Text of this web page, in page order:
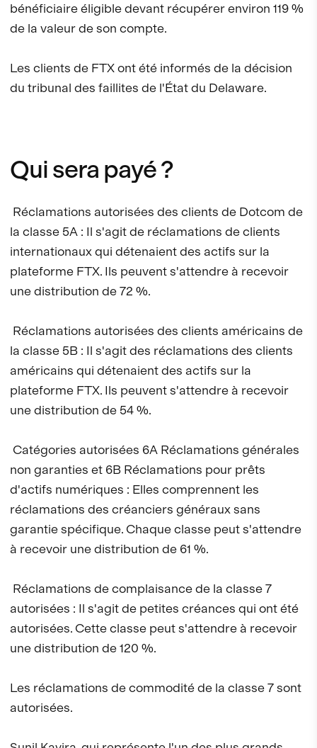
bénéficiaire éligible devant récupérer environ 119 %
de la valeur de son compte.
Les clients de FTX ont été informés de la décision
du tribunal des faillites de l'État du Delaware.
Qui sera payé ?
Réclamations autorisées des clients de Dotcom de
la classe 5A : Il s'agit de réclamations de clients
internationaux qui détenaient des actifs sur la
plateforme FTX. Ils peuvent s'attendre à recevoir
une distribution de 72 %.
Réclamations autorisées des clients américains de
la classe 5B : Il s'agit des réclamations des clients
américains qui détenaient des actifs sur la
plateforme FTX. Ils peuvent s'attendre à recevoir
une distribution de 54 %.
Catégories autorisées 6A Réclamations générales
non garanties et 6B Réclamations pour prêts
d'actifs numériques : Elles comprennent les
réclamations des créanciers généraux sans
garantie spécifique. Chaque classe peut s'attendre
à recevoir une distribution de 61 %.
Réclamations de complaisance de la classe 7
autorisées : Il s'agit de petites créances qui ont été
autorisées. Cette classe peut s'attendre à recevoir
une distribution de 120 %.
Les réclamations de commodité de la classe 7 sont
autorisées.